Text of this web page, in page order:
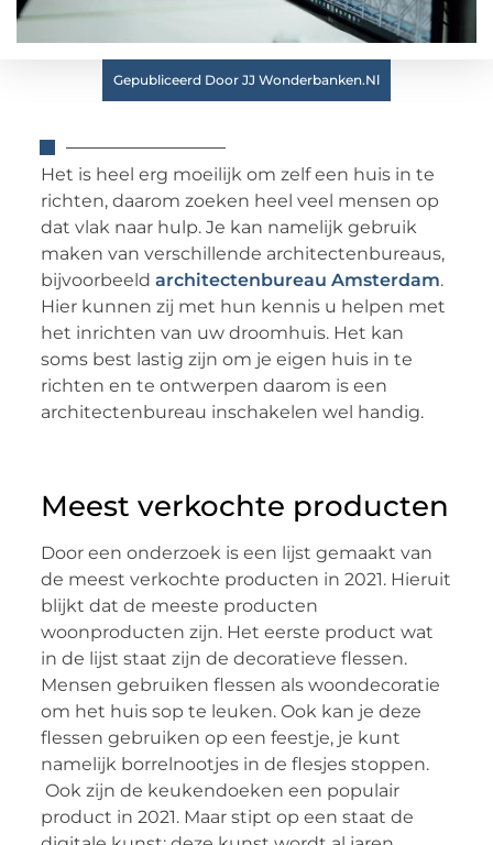
Gepubliceerd Door JJ Wonderbanken.nl
Het is heel erg moeilijk om zelf een huis in te
richten, daarom zoeken heel veel mensen op
dat vlak naar hulp. Je kan namelijk gebruik
maken van verschillende architectenbureaus,
bijvoorbeeld architectenbureau Amsterdam.
Hier kunnen zij met hun kennis u helpen met
het inrichten van uw droomhuis. Het kan
soms best lastig zijn om je eigen huis in te
richten en te ontwerpen daarom is een
architectenbureau inschakelen wel handig.
Meest verkochte producten
Door een onderzoek is een lijst gemaakt van
de meest verkochte producten in 2021. Hieruit
blijkt dat de meeste producten
woonproducten zijn. Het eerste product wat
in de lijst staat zijn de decoratieve flessen.
Mensen gebruiken flessen als woondecoratie
om het huis sop te leuken. Ook kan je deze
flessen gebruiken op een feestje, je kunt
namelijk borrelnootjes in de flesjes stoppen.
Ook zijn de keukendoeken een populair
product in 2021. Maar stipt op een staat de